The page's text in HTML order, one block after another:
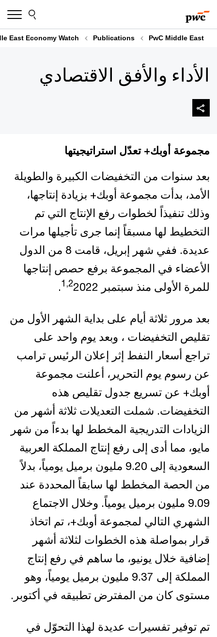
to
content
to
footer
PwC Middle East
Publications
East Economy Watch
الأداء والأفق الاقتصادي
مجموعة أوبك+ تعدّل استراتيجيتها
بعد سنوات من التخفيضات الكبيرة والطويلة
الأمد، بدأت مجموعة أوبك+ بزيادة إنتاجها،
وذلك تنفيذاً لخطوات رفع الإنتاج التي تم
التخطيط لها مسبقاً إنما جرى تأجيلها مرات
عديدة. ففي شهر إبريل، قامت 8 من الدول
الأعضاء في المجموعة برفع حصص إنتاجها
للمرة الأولى منذ سبتمبر
1,22022.
بعد مرور ثلاثة أيام على بداية الشهر الأول من
تقليص التخفيضات ، وبعد يوم واحد على
تراجع أسعار النفط إثر إعلان الرئيس ترامب
عن رسوم يوم التحرير، أعلنت مجموعة
أوبك+ عن تسريع جدول تقليص هذه
التخفيضات. شملت التعديلات ثلاثة أشهر من
الزيادات التدريجية المخطط لها بدءاً من شهر
مايو، مما أدى إلى رفع إنتاج المملكة العربية
السعودية إلى 9.20 مليون برميل يومياً، بدلاً
من الحصة المخطط لها سابقاً المحددة عند
9.09 مليون برميل يومياً. وخلال الاجتماع
الشهري التالي لمجموعة أوبك+، تم اتخاذ
قرار بمواصلة هذه الخطوات لثلاثة أشهر
إضافية خلال يونيو، ما ساهم في رفع إنتاج
المملكة إلى 9.37 مليون برميل يومياً، وهو
مستوى كان من المفترض تطبيقه في أكتوبر.
تم توفير تفسيرات عديدة لهذا التحوّل في